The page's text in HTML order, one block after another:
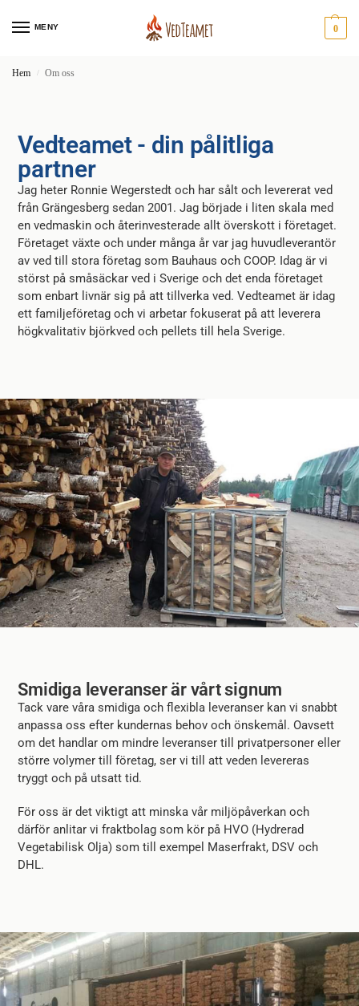
MENY 0
Hem / Om oss
Vedteamet - din pålitliga
partner
Jag heter Ronnie Wegerstedt och har sålt och levererat ved
från Grängesberg sedan 2001. Jag började i liten skala med
en vedmaskin och återinvesterade allt överskott i företaget.
Företaget växte och under många år var jag huvudleverantör
av ved till stora företag som Bauhaus och COOP. Idag är vi
störst på småsäckar ved i Sverige och det enda företaget
som enbart livnär sig på att tillverka ved. Vedteamet är idag
ett familjeföretag och vi arbetar fokuserat på att leverera
högkvalitativ björkved och pellets till hela Sverige.
Smidiga leveranser är vårt signum
Tack vare våra smidiga och flexibla leveranser kan vi snabbt
anpassa oss efter kundernas behov och önskemål. Oavsett
om det handlar om mindre leveranser till privatpersoner eller
större volymer till företag, ser vi till att veden levereras
tryggt och på utsatt tid.
För oss är det viktigt att minska vår miljöpåverkan och
därför anlitar vi fraktbolag som kör på HVO (Hydrerad
Vegetabilisk Olja) som till exempel Maserfrakt, DSV och
DHL.